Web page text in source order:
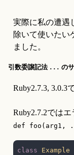
実際に私の遭遇
除いて使いたい
ました。
引数委譲記法 ... の
Ruby2.7.3, 3.0.3
Ruby2.7.2ではエ
def foo(arg1,
class